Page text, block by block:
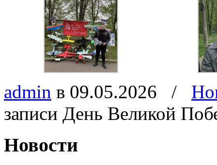
admin в 09.05.2026 /
записи День Великой
Новости